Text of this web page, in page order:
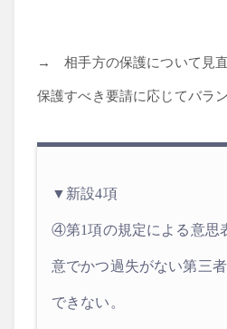
→ 相手方の保護について見
保護すべき要請に応じてバラ
▼新設4項
④第1項の規定による意思
意でかつ過失がない第三
できない。